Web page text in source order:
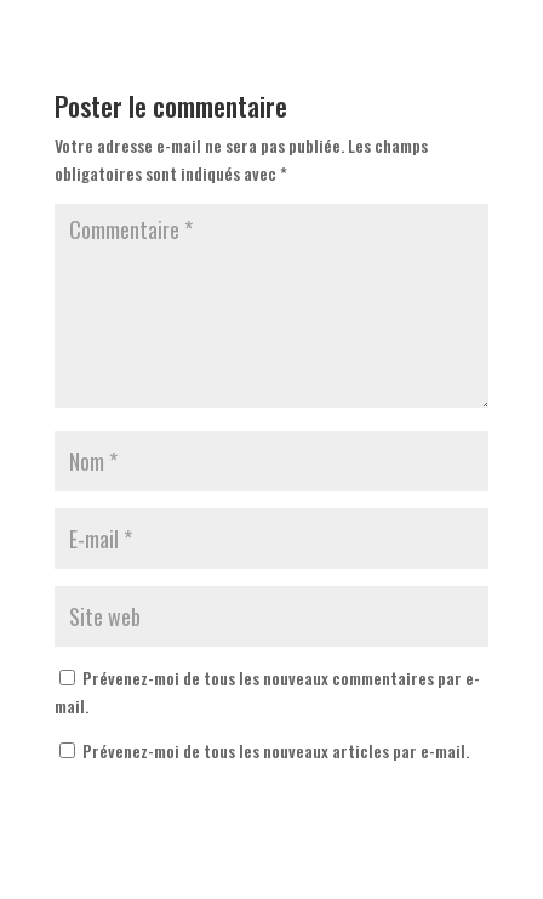
Poster le commentaire
Votre adresse e-mail ne sera pas publiée. Les champs
obligatoires sont indiqués avec*
Prévenez-moi de tous les nouveaux commentaires par e-
mail.
Prévenez-moi de tous les nouveaux articles par e-mail.